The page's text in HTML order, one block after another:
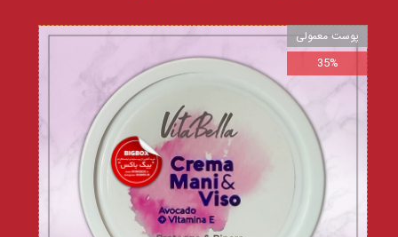
پوست معمولی
35%